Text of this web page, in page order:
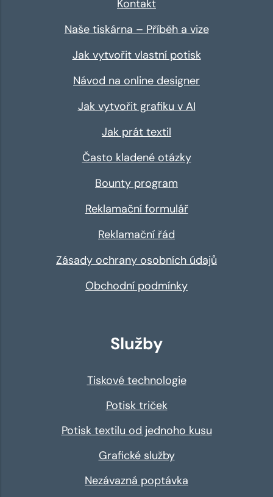
Kontakt
Naše tiskárna – Příběh a vize
Jak vytvořit vlastní potisk
Návod na online designer
Jak vytvořit grafiku v AI
Jak prát textil
Často kladené otázky
Bounty program
Reklamační formulář
Reklamační řád
Zásady ochrany osobních údajů
Obchodní podmínky
Služby
Tiskové technologie
Potisk triček
Potisk textilu od jednoho kusu
Grafické služby
Nezávazná poptávka